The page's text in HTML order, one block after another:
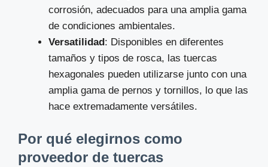
corrosión, adecuados para una amplia gama
de condiciones ambientales.
Versatilidad: Disponibles en diferentes
tamaños y tipos de rosca, las tuercas
hexagonales pueden utilizarse junto con una
amplia gama de pernos y tornillos, lo que las
hace extremadamente versátiles.
Por qué elegirnos como
proveedor de tuercas